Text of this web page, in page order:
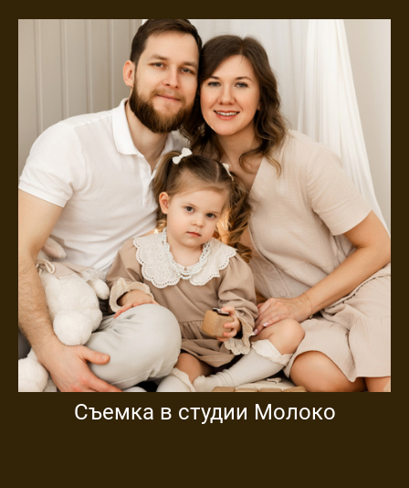
Съемка в студии Молоко